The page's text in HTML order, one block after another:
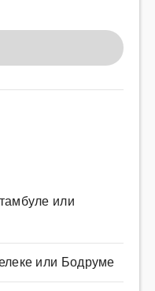
или
или Бодруме